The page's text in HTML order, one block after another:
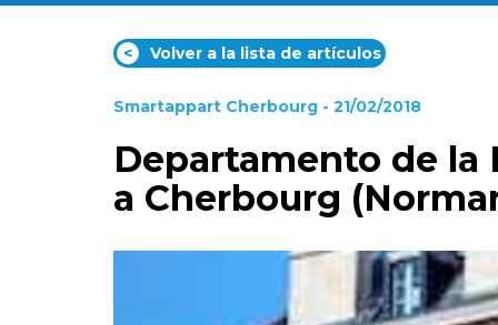
< Volver a la lista de artículos
Smartappart Cherbourg - 21/02/2018
Departamento de la
a Cherbourg